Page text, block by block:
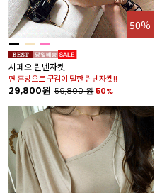
50%
시페오 린넨자켓
면 혼방으로 구김이 덜한 린넨자켓!!
29,800원 59,800원 50%